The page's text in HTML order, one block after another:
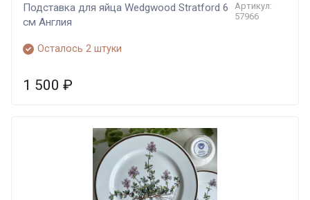
Подставка для яйца Wedgwood Stratford 6
cм Англия
Артикул:
57966
Осталось 2 штуки
1 500 ₽